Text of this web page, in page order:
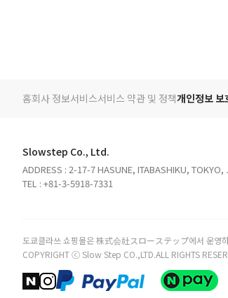
홈회사 정보서비스서비스 약관 및 정책개인정보 보
Slowstep Co., Ltd.
ADDRESS : 2-17-7 HASUNE, ITABASHIKU, TOKYO,
TEL : +81-3-5918-7331
도쿄클라쓰 쇼핑몰은 株式会社スローステップ에서 운
COPYRIGHT ⓒ Slow Step CO.,LTD.ALL RIGHTS